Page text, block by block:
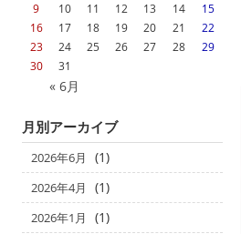
« 6月
9
10 11 12 13 14
15
16
17 18 19 20 21
22
23
24 25 26 27 28
29
30
31
月別アーカイブ
2026年6月 (1)
2026年4月 (1)
2026年1月 (1)